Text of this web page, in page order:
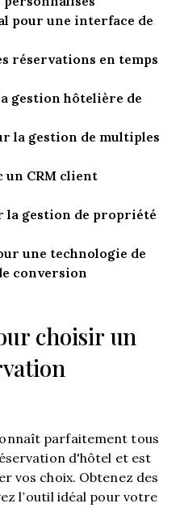
pour une interface de
réservations en temps
gestion hôtelière de
la gestion de multiples
un CRM client
la gestion de propriété
une technologie de
conversion
choisir un
parfaitement tous
d'hôtel et est
vos choix. Obtenez des
l’outil idéal pour votre